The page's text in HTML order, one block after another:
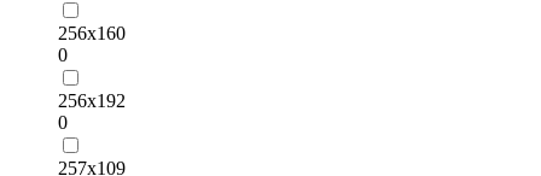
256х160
0
256х192
0
257х109